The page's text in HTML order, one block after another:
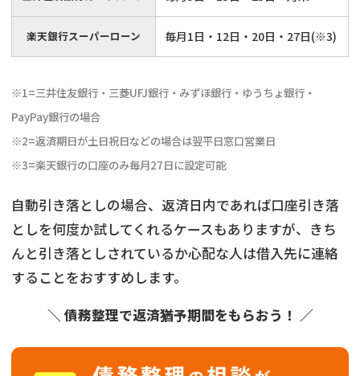
楽天銀行スーパーローン 毎月1日・12日・20日・27日(※3)
※1=三井住友銀行・三菱UFJ銀行・みずほ銀行・ゆうちょ銀行・
PayPay銀行の場合
※2=返済期日が土日祝日などの場合は翌平日窓口営業日
※3=楽天銀行の口座のみ毎月27日に設定可能
自動引き落としの場合、返済日内であれば口座引き落
としを何度か試してくれるケースもありますが、きち
んと引き落としされているか心配な人は借入先に連絡
することをおすすめします。
＼ 債務整理で返済猶予期間をもらおう！ ／